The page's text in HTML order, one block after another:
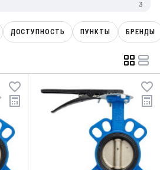
3
ДОСТУПНОСТЬ ПУНКТЫ БРЕНДЫ